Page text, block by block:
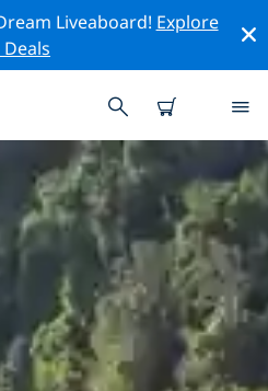
Liveaboard! Explore